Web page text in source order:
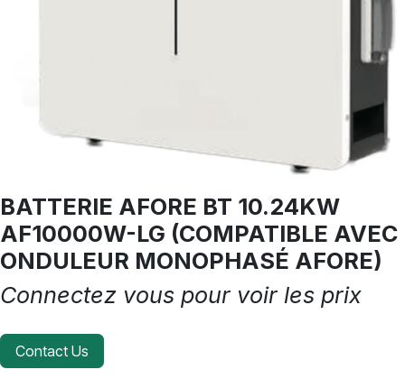
BATTERIE AFORE BT 10.24KW
AF10000W-LG (COMPATIBLE AVEC
ONDULEUR MONOPHASÉ AFORE)
Connectez vous pour voir les prix
Contact Us